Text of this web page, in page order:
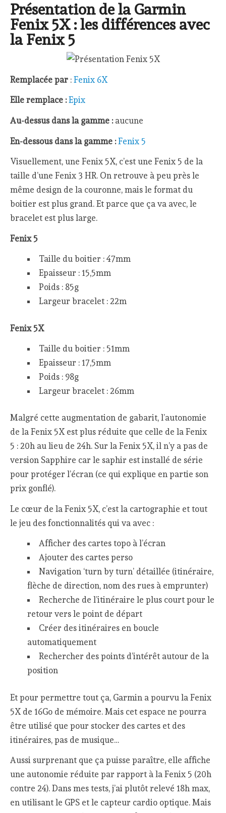
Présentation de la Garmin
Fenix 5X : les différences avec
la Fenix 5
Remplacée par : Fenix 6X
Elle remplace : Epix
Au-dessus dans la gamme : aucune
En-dessous dans la gamme : Fenix 5
Visuellement, une Fenix 5X, c’est une Fenix 5 de la
taille d’une Fenix 3 HR. On retrouve à peu près le
même design de la couronne, mais le format du
boitier est plus grand. Et parce que ça va avec, le
bracelet est plus large.
Fenix 5
Taille du boitier : 47mm
Epaisseur : 15,5mm
Poids : 85g
Largeur bracelet : 22m
Fenix 5X
Taille du boitier : 51mm
Epaisseur : 17,5mm
Poids : 98g
Largeur bracelet : 26mm
Malgré cette augmentation de gabarit, l’autonomie
de la Fenix 5X est plus réduite que celle de la Fenix
5 : 20h au lieu de 24h. Sur la Fenix 5X, il n’y a pas de
version Sapphire car le saphir est installé de série
pour protéger l’écran (ce qui explique en partie son
prix gonflé).
Le cœur de la Fenix 5X, c’est la cartographie et tout
le jeu des fonctionnalités qui va avec :
Afficher des cartes topo à l’écran
Ajouter des cartes perso
Navigation ‘turn by turn’ détaillée (itinéraire,
flèche de direction, nom des rues à emprunter)
Recherche de l’itinéraire le plus court pour le
retour vers le point de départ
Créer des itinéraires en boucle
automatiquement
Rechercher des points d’intérêt autour de la
position
Et pour permettre tout ça, Garmin a pourvu la Fenix
5X de 16Go de mémoire. Mais cet espace ne pourra
être utilisé que pour stocker des cartes et des
itinéraires, pas de musique…
Aussi surprenant que ça puisse paraître, elle affiche
une autonomie réduite par rapport à la Fenix 5 (20h
contre 24). Dans mes tests, j’ai plutôt relevé 18h max,
en utilisant le GPS et le capteur cardio optique. Mais